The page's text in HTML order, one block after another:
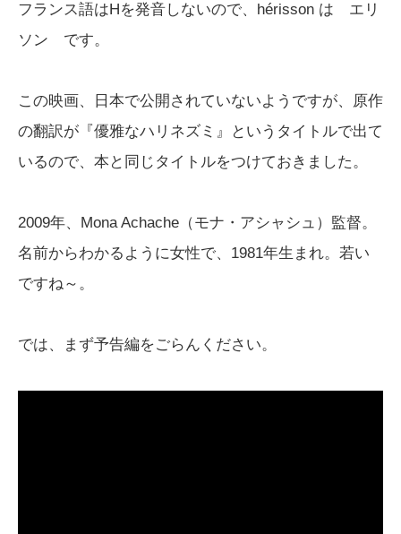
フランス語はHを発音しないので、hérisson は エリ
ソン です。
この映画、日本で公開されていないようですが、原作
の翻訳が『優雅なハリネズミ』というタイトルで出て
いるので、本と同じタイトルをつけておきました。
2009年、Mona Achache（モナ・アシャシュ）監督。
名前からわかるように女性で、1981年生まれ。若い
ですね～。
では、まず予告編をごらんください。